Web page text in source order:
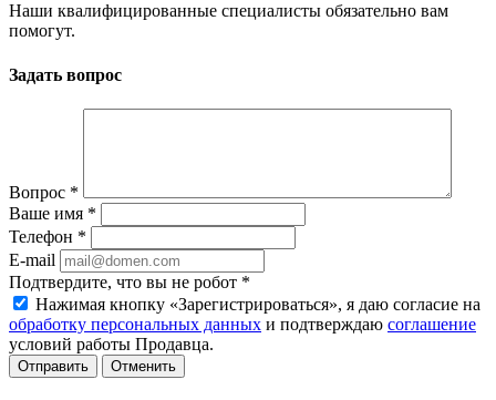
Наши квалифицированные специалисты обязательно вам
помогут.
Задать вопрос
Вопрос *
Ваше имя *
Телефон *
E-mail
Подтвердите, что вы не робот *
Нажимая кнопку «Зарегистрироваться», я даю согласие на
обработку персональных данных и подтверждаю соглашение
условий работы Продавца.
Отменить